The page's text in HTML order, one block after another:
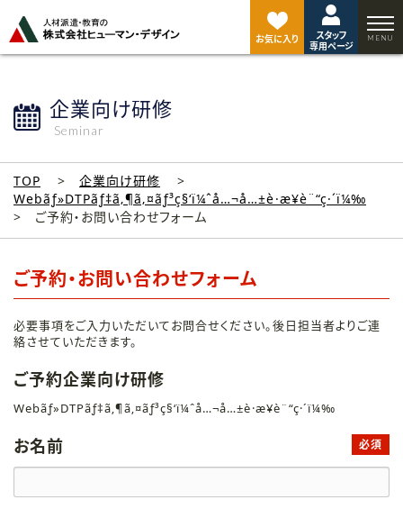
お気に入り
スタッフ
専用ページ
企業向け研修
Seminar
TOP
企業向け研修
Webãƒ»DTPãƒ‡ã‚¶ã‚¤ãƒ³ç§‘ï¼ˆå…¬å…±è·æ¥­è¨“ç·´ï¼‰
ご予約・お問い合わせフォーム
ご予約・お問い合わせフォーム
必要事項をご入力いただいてお問合せください。後日担当者よりご連
絡させていただきます。
ご予約企業向け研修
Webãƒ»DTPãƒ‡ã‚¶ã‚¤ãƒ³ç§‘ï¼ˆå…¬å…±è·æ¥­è¨“ç·´ï¼‰
お名前 必須
ジ
ト